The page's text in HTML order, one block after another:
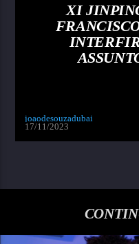
XI
joaodesouzadubai
17/11/2023